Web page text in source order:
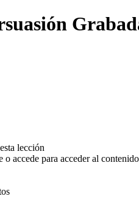
lección
o accede para acceder al